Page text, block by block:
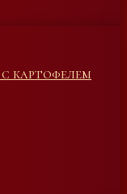
картофелем